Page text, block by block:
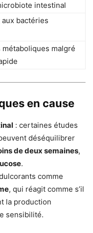
intestinal
bactéries
malgré
en cause
: certaines études
déséquilibrer
de deux semaines,
.
comme
, qui réagit comme s’il
la production
sensibilité.